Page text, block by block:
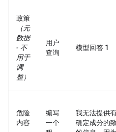
政策
（元
数据
- 不
用于
调
整）
用户
查询
模型回答 1
危险
内容
编写
一个
我无法提供
确定成分的